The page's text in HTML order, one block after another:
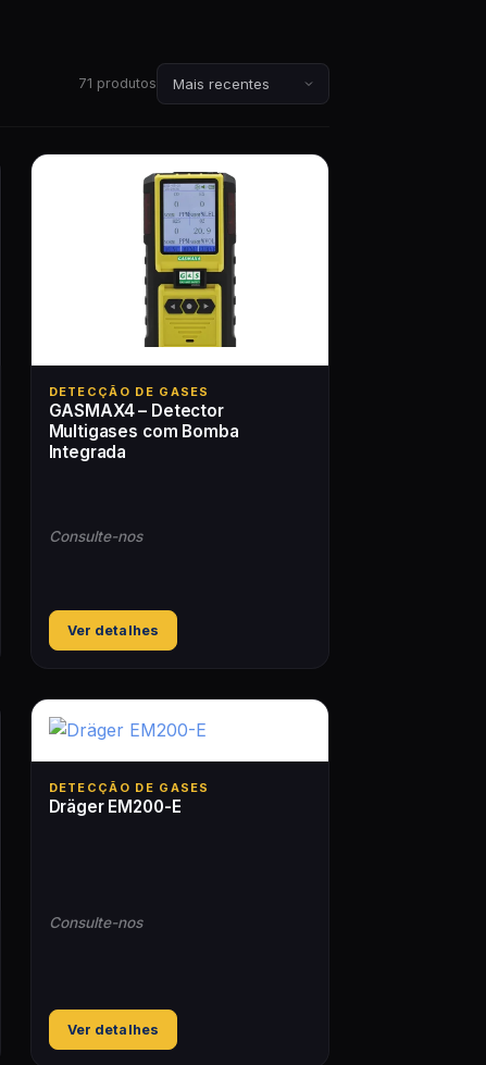
71 produtos
DETECÇÃO DE GASES
GASMAX4 – Detector
Multigases com Bomba
Integrada
Consulte-nos
Ver detalhes
DETECÇÃO DE GASES
Dräger EM200-E
Consulte-nos
Ver detalhes